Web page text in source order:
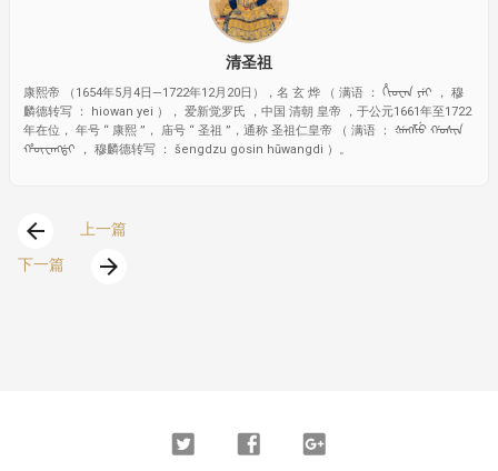
清圣祖
康熙帝 （1654年5月4日—1722年12月20日），名 玄 烨 （ 满语 ： ᡥᡳᠣᠸᠠᠨ ᠶᡝᡳ ， 穆
麟德转写 ： hiowan yei ）， 爱新觉罗氏 ，中国 清朝 皇帝 ，于公元1661年至1722
年在位， 年号 “ 康熙 ”， 庙号 “ 圣祖 ”，通称 圣祖仁皇帝 （ 满语 ： ᡧᡝᠩᡯᡠ ᡤᠣᠰᡳᠨ
ᡥᡡᠸᠠᠩᡩ᠋ᡳ ， 穆麟德转写 ： šengdzu gosin hūwangdi ）。
arrow_back
上一篇
下一篇
arrow_forward
Twitter FacebookGoogle